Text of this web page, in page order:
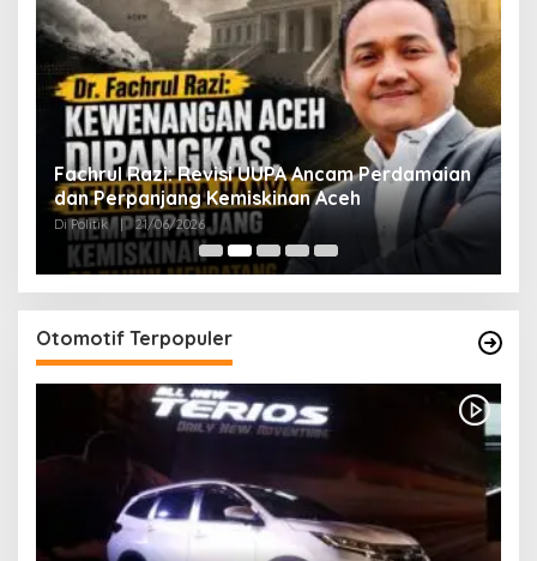
Fachrul Razi: Revisi UUPA Ancam Perdamaian
dan Perpanjang Kemiskinan Aceh
Di Politik | 21/06/2026
Otomotif Terpopuler